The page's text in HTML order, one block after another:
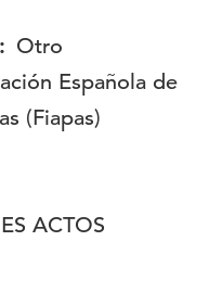
Otro
Española de
(Fiapas)
ACTOS